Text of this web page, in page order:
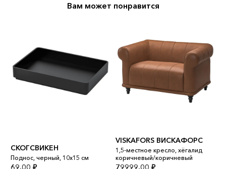
Вам может понравится
СКОГСВИКЕН
Поднос, черный, 10x15 см
69,00 ₽
VISKAFORS ВИСКАФОРС
1,5-местное кресло, хёгалид
коричневый/коричневый
79999,00 ₽